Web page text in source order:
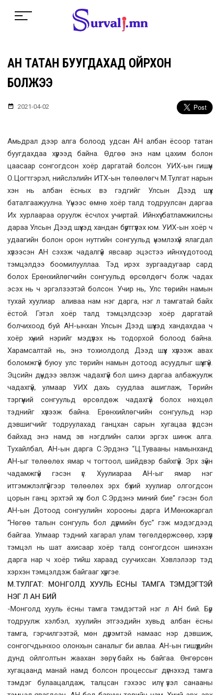
АН ТАТАН БУУГДАХАД ОЙРХОН
БОЛЖЭЭ
2021-04-02
Амьдрал дээр алга болоод удсан АН албан ёсоор татан
буугдахдаа хүрээд байна. Өдгөө энэ нам цахим болон
цаасаар сонгогдсон хоёр даргатай болсон. УИХ-ын гишүүн
О.Цогтгэрэл, нийслэлийн ИТХ-ын төлөөлөгч М.Тулгат нарын
хэн нь албан ёсных вэ гэдгийг Улсын Дээд шүүх
баталгаажуулна. Үүнээс өмнө хоёр талд тодруулсан даргаа
Их хурлаараа оруулж ёсчлох учиртай. Ийнхүү батламжилсны
дараа Улсын Дээд шүүхэд хандан бүртгүүлэх юм. УИХ-ын хоёр ч
удаагийн болон орон нутгийн сонгуульд үнэмлэхүй ялагдал
хүлээсэн АН сэхэж чадалгүй явсаар эцэстээ ийнхүү дотоод
тэмцэлдээ боомилууллаа. Тэд ирэх зургаадугаар сард
болох Ерөнхийлөгчийн сонгуульд өрсөлдөгч болж чадах
эсэх нь ч эргэлзээтэй болсон. Учир нь, Улс төрийн намын
тухай хуулиар аливаа нам нэг дарга, нэг л тамгатай байх
ёстой. Гэтэл хоёр талд тэмцэлдсээр хоёр даргатай
болчихоод буй АН-ынхан Улсын Дээд шүүхэд хандахдаа ч
хоёр хүний нэрийг мэдүүлэх нь тодорхой болоод байна.
Харамсалтай нь, энэ тохиолдолд Дээд шүүх хүлээж авах
боломжгүй буюу улс төрийн намын дотоод асуудлыг шүүхгүй.
Эцсийн дүндээ эвлэж чадахгүй бол шинэ даргаа албажуулж
чадахгүй, улмаар УИХ дахь суудлаа ашиглаж, Төрийн
тэргүүний сонгуульд өрсөлдөж чадахгүй болох нөхцөл
тэднийг хүлээж байна. Ерөнхийлөгчийн сонгуульд нэр
дэвшигчийг тодруулахад ганцхан сарын хугацаа үлдсэн
байхад энэ намд эв нэгдлийн салхи эргэх шинж алга.
Тухайлбал, АН-ын дарга С.Эрдэнэ “Ц.Тувааны намынханд
АН-ыг төлөөлөх ямар ч тогтоол, шийдвэр байхгүй. Эрх зүйн
чадамжгүй гэсэн үг. Хуулиараа АН-ыг ямар нэг
итгэмжлэлгүйгээр төлөөлөх эрх бүхий хуулиар олгогдсон
цорын ганц эрхтэй хүн бол С.Эрдэнэ миний бие” гэсэн бол
АН-ын Дотоод сонгуулийн хорооны дарга И.Мөнхжаргал
“Нөгөө талын сонгууль бол дүрмийн бус” гэж мэдэгдээд
байгаа. Улмаар тэдний хагарал улам төгөлдөржсөөр, хэрүүл
тэмцэл нь шат ахисаар хоёр талд сонгогдсон шинэхэн
дарга нар ч хоёр тийш хараад суучихсан. Хэвлэлээр тэд
хэрхэн тэмцэлдэж байгааг хүргэе.
М.ТУЛГАТ: МОНГОЛД ХУУЛЬ ЁСНЫ ТАМГА ТЭМДЭГТЭЙ
НЭГ Л АН БИЙ
-Монголд хууль ёсны тамга тэмдэгтэй нэг л АН бий. Бүр
тодруулж хэлбэл, хуулийн этгээдийн хувьд албан ёсны
тамга, гэрчилгээтэй, мөн дүрэмтэй намаас нэр дэвшиж,
сонгогчдынхоо олонхын саналыг би авлаа. АН-ын гишүүдийн
дунд ойлголтын жаахан зөрүү байх нь байгаа. Өнгөрсөн
хугацаанд манай намд болсон процессыг дүгнэхэд тамга
тэмдэг булаацалдаж, талцсан гэхээс илүү үзэл санааны